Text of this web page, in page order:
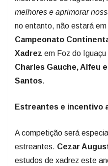
no entanto, não estará
Campeonato
Xadrezem Foz do Iguaçu
Charles Gauche, Alfeu
Santos.
estreantes.Cezar
estudos de xadrez este
importantes, como o